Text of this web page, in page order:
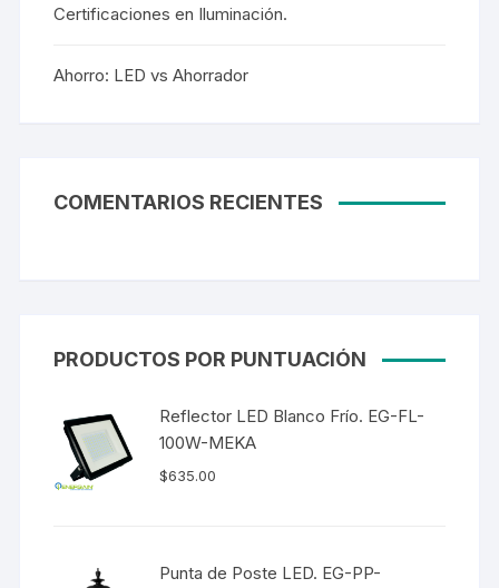
Certificaciones en Iluminación.
Ahorro: LED vs Ahorrador
COMENTARIOS RECIENTES
PRODUCTOS POR PUNTUACIÓN
Reflector LED Blanco Frío. EG-FL-
100W-MEKA
$635.00
Punta de Poste LED. EG-PP-